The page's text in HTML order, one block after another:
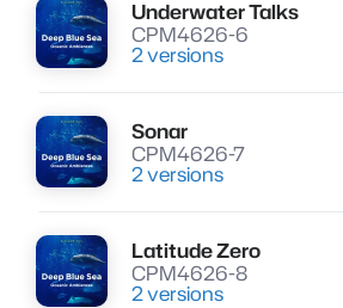
Lire
Underwater Talks
CPM4626-6
2 versions
Lire
Sonar
CPM4626-7
2 versions
Lire
Latitude Zero
CPM4626-8
2 versions